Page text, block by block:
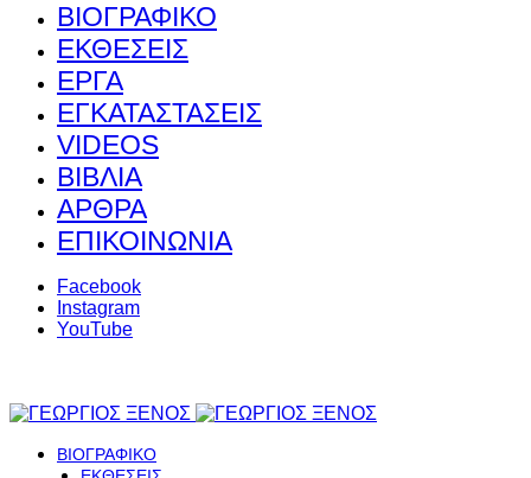
ΒΙΟΓΡΑΦΙΚΟ
ΕΚΘΕΣΕΙΣ
ΕΡΓΑ
ΕΓΚΑΤΑΣΤΑΣΕΙΣ
VIDEOS
ΒΙΒΛΙΑ
ΑΡΘΡΑ
ΕΠΙΚΟΙΝΩΝΙΑ
Facebook
Instagram
YouTube
ΒΙΟΓΡΑΦΙΚΟ